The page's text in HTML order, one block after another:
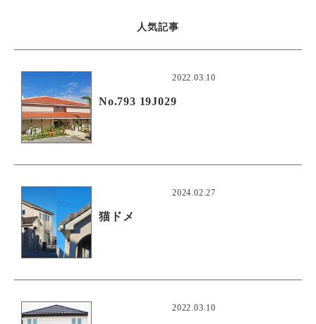
人気記事
2022.03.10
No.793 19J029
2024.02.27
猫ドメ
2022.03.10